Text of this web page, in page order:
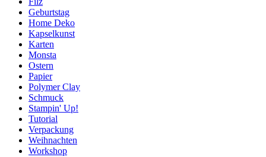
Geburtstag
Home Deko
Kapselkunst
Karten
Monsta
Ostern
Papier
Polymer Clay
Schmuck
Stampin' Up!
Tutorial
Verpackung
Weihnachten
Workshop